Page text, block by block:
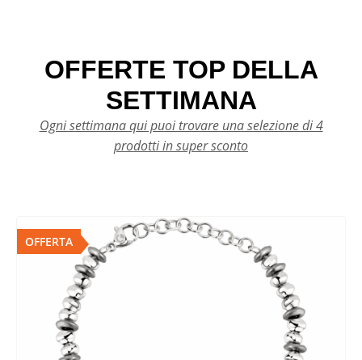
OFFERTE TOP DELLA
SETTIMANA
Ogni settimana qui puoi trovare una selezione di 4
prodotti in super sconto
OFFERTA